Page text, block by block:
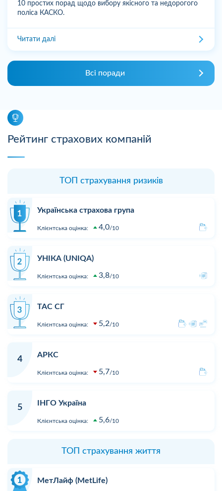
10 простих порад щодо вибору якісного та недорогого
поліса КАСКО.
Читати далі
Всі поради
Рейтинг страхових компаній
ТОП страхування ризиків
Українська страхова група
Клієнтська оцінка: 4,0 10
УНІКА (UNIQA)
Клієнтська оцінка: 3,8 10
ТАС СГ
Клієнтська оцінка: 5,2 10
4
АРКС
Клієнтська оцінка: 5,7 10
5
ІНГО Україна
Клієнтська оцінка: 5,6 10
ТОП страхування життя
МетЛайф (MetLife)